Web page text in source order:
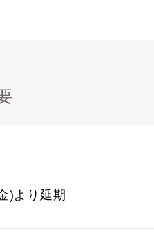
)より延期